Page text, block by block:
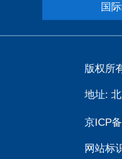
国
版权
地址:
京ICP
网站标